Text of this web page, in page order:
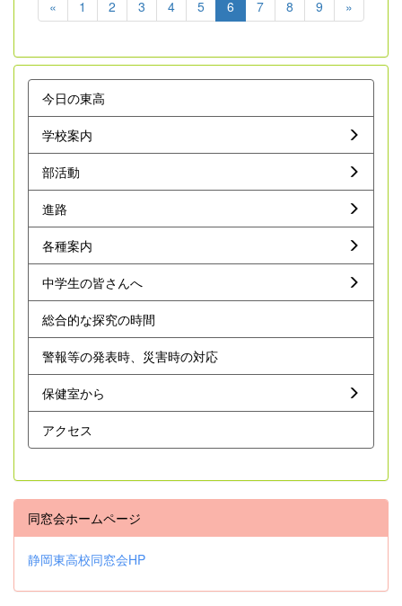
« 1 2 3 4 5 6 7 8 9 »
今日の東高
学校案内
部活動
進路
各種案内
中学生の皆さんへ
総合的な探究の時間
警報等の発表時、災害時の対応
保健室から
アクセス
同窓会ホームページ
静岡東高校同窓会HP